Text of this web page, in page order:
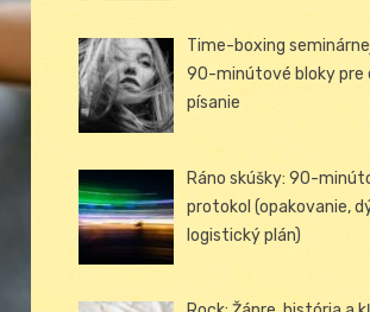
Time-boxing
90-minútové bloky pre
písanie
Ráno skúšky: 90-
protokol (opakovanie,
logistický plán)